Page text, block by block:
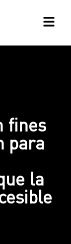
fines
para
la